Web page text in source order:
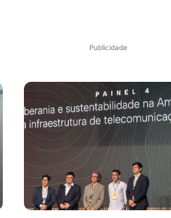
Publicidade